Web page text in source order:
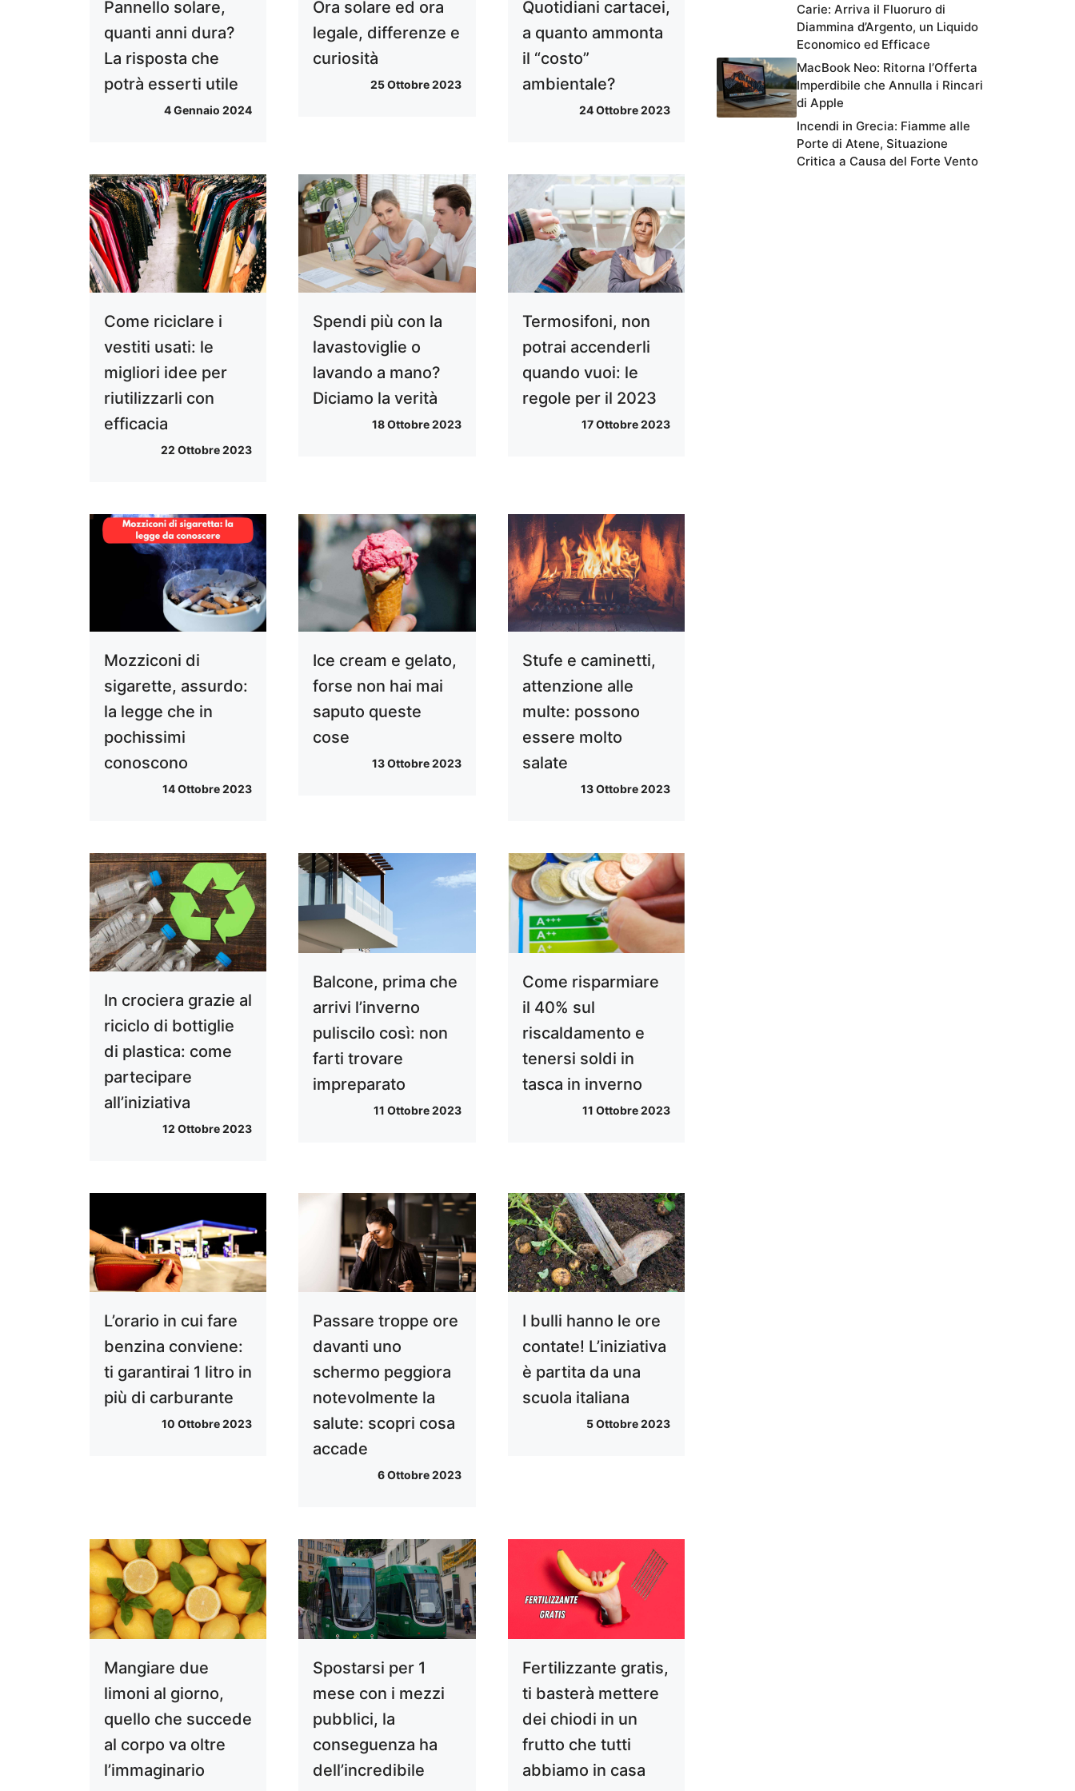
Pannello solare,
quanti anni dura?
La risposta che
potrà esserti utile
4 Gennaio 2024
Ora solare ed ora
legale, differenze e
curiosità
25 Ottobre 2023
Quotidiani cartacei,
a quanto ammonta
il “costo”
ambientale?
24 Ottobre 2023
Come riciclare i
vestiti usati: le
migliori idee per
riutilizzarli con
efficacia
22 Ottobre 2023
Spendi più con la
lavastoviglie o
lavando a mano?
Diciamo la verità
18 Ottobre 2023
Termosifoni, non
potrai accenderli
quando vuoi: le
regole per il 2023
17 Ottobre 2023
Mozziconi di
sigarette, assurdo:
la legge che in
pochissimi
conoscono
14 Ottobre 2023
Ice cream e gelato,
forse non hai mai
saputo queste
cose
13 Ottobre 2023
Stufe e caminetti,
attenzione alle
multe: possono
essere molto
salate
13 Ottobre 2023
In crociera grazie al
riciclo di bottiglie
di plastica: come
partecipare
all’iniziativa
12 Ottobre 2023
Balcone, prima che
arrivi l’inverno
puliscilo così: non
farti trovare
impreparato
11 Ottobre 2023
Come risparmiare
il 40% sul
riscaldamento e
tenersi soldi in
tasca in inverno
11 Ottobre 2023
L’orario in cui fare
benzina conviene:
ti garantirai 1 litro in
più di carburante
10 Ottobre 2023
Passare troppe ore
davanti uno
schermo peggiora
notevolmente la
salute: scopri cosa
accade
6 Ottobre 2023
I bulli hanno le ore
contate! L’iniziativa
è partita da una
scuola italiana
5 Ottobre 2023
Mangiare due
limoni al giorno,
quello che succede
al corpo va oltre
l’immaginario
Spostarsi per 1
mese con i mezzi
pubblici, la
conseguenza ha
dell’incredibile
Fertilizzante gratis,
ti basterà mettere
dei chiodi in un
frutto che tutti
abbiamo in casa
Carie: Arriva il Fluoruro di
Diammina d’Argento, un Liquido
Economico ed Efficace
MacBook Neo: Ritorna l’Offerta
Imperdibile che Annulla i Rincari
di Apple
Incendi in Grecia: Fiamme alle
Porte di Atene, Situazione
Critica a Causa del Forte Vento